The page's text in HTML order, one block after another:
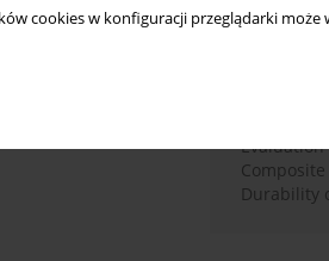
cookies w konfiguracji przeglądarki może
Hoc T-
Made of
Evaluation
Durability